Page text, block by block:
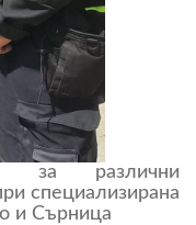
за различни
специализирана
и Сърница